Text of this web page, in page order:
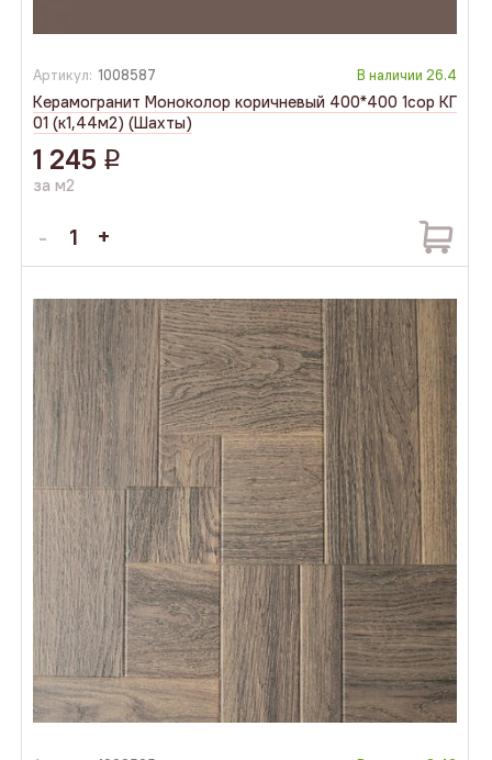
Артикул: 1008587 В наличии 26.4
Керамогранит Моноколор коричневый 400*400 1сор КГ
01 (к1,44м2) (Шахты)
1 245 q
за м2